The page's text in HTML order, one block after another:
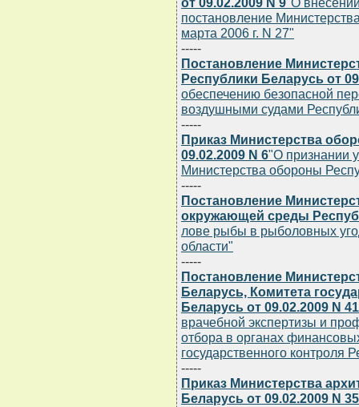
постановление
марта 2006 г. N 27"
-----
Постановление
Республики Беларусь от
обеспечению безопасной
воздушными судами
-----
Приказ Министерства
09.02.2009 N 6"О признании
Министерства обороны
-----
Постановление
окружающей среды
лове рыбы в рыболовных
области"
-----
Постановление
Беларусь, Комитета
Беларусь от 09.02.2009 N
врачебной экспертизы и
отбора в органах
государственного контроля
-----
Приказ Министерства
Беларусь от 09.02.2009 N 35